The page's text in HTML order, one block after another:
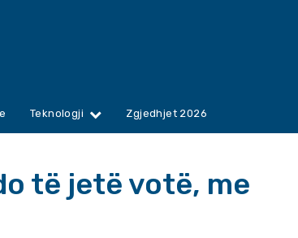
Teknologji Zgjedhjet 2026
të jetë votë, me